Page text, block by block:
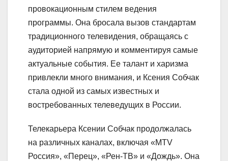
провокационным стилем ведения
программы. Она бросала вызов стандартам
традиционного телевидения, обращаясь с
аудиторией напрямую и комментируя самые
актуальные события. Ее талант и харизма
привлекли много внимания, и Ксения Собчак
стала одной из самых известных и
востребованных телеведущих в России.
Телекарьера Ксении Собчак продолжалась
на различных каналах, включая «MTV
Россия», «Перец», «Рен-ТВ» и «Дождь». Она